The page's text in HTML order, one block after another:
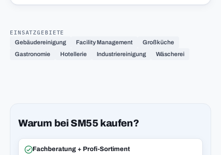
EINSATZGEBIETE
Gebäudereinigung
Facility Management
Großküche
Gastronomie
Hotellerie Industriereinigung Wäscherei
Warum bei SM55 kaufen?
Fachberatung + Profi-Sortiment